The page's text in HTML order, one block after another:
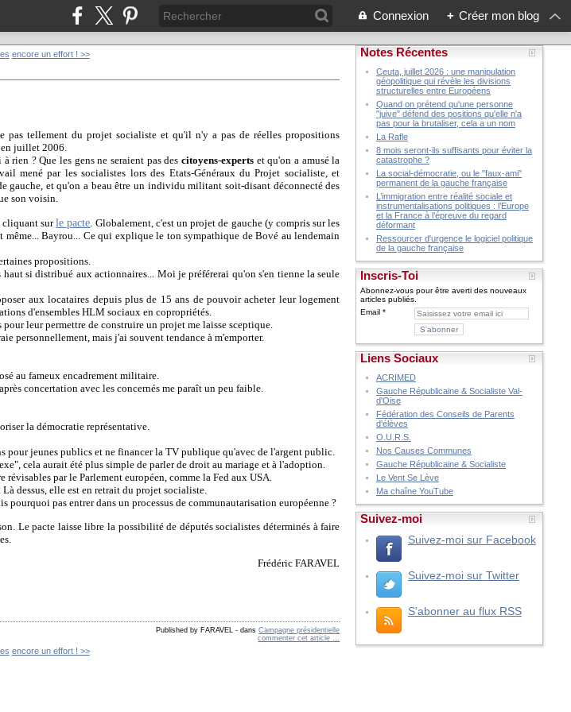
Connexion + Créer mon blog
encore un effort ! >>
pas tellement du projet socialiste et qu'il n'y a pas de réelles propositions
juillet 2006.
rien ? Que les gens ne seraient pas descitoyens-experts et qu'on a amusé la
mené par les socialistes lors des Etats-Généraux du Projet socialiste, et
gauche, et qu'on a beau être un individu militant soit-disant déconnecté des
son voisin.
cliquant surle pacte . Globalement, c'est un projet de gauche (y compris sur les
Bayrou... Ce qui explique le ton sympathique de Bové au lendemain
propositions.
si distribué aux actionnaires... Moi je préférerai qu'on s'en tienne la seule
aux locataires depuis plus de 15 ans de pouvoir acheter leur logement
d'ensembles HLM sociaux en copropriétés.
leur permettre de construire un projet me laisse sceptique.
personnellement, mais j'ai souvent tendance à m'emporter.
au fameux encadrement militaire.
concertation avec les concernés me paraît un peu faible.
la démocratie représentative.
jeunes publics et ne financer la TV publique qu'avec de l'argent public.
cela aurait été plus simple de parler de droit au mariage et à l'adoption.
par le Parlement européen, comme la Fed aux USA.
dessus, elle est en retrait du projet socialiste.
pourquoi pas entrer dans un processus de communautarisation européenne ?
Le pacte laisse libre la possibilité de députés socialistes déterminés à faire
Frédéric FARAVEL
Published by FARAVEL - dansCampagne présidentielle
commenter cet article
encore un effort ! >>
Notes Récentes
Ceuta, juillet 2026 : une manipulation
géopolitique qui révèle les divisions
structurelles entre Européens
Quand on prétend qu'une personne
"juive" défend des positions qu'elle n'a
pas pour la brutaliser, cela a un nom
La Rafle
8 mois seront-ils suffisants pour éviter la
catastrophe ?
La social-démocratie, ou le "faux-ami"
permanent de la gauche française
L’immigration entre réalité sociale et
instrumentalisations politiques : l’Europe
et la France à l’épreuve du regard
déformant
Ressourcer d'urgence le logiciel politique
de la gauche française
Inscris-Toi
Abonnez-vous pour être averti des nouveaux
articles publiés.
Email
Liens Sociaux
ACRIMED
Gauche Républicaine & Socialiste Val-
d'Oise
Fédération des Conseils de Parents
d'élèves
O.U.R.S.
Nos Causes Communes
Gauche Républicaine & Socialiste
Le Vent Se Lève
Ma chaîne YouTube
Suivez-moi
Suivez-moi sur Facebook
Suivez-moi sur Twitter
S'abonner au flux RSS